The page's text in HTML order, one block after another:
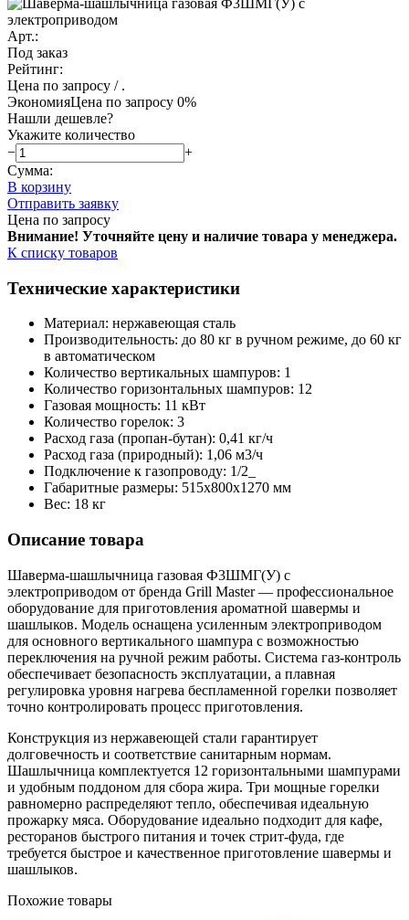
Арт.:
Под заказ
Рейтинг:
Цена по запросу / .
ЭкономияЦена по запросу 0%
Нашли дешевле?
Укажите количество
−
+
Сумма:
В корзину
Отправить заявку
Цена по запросу
Внимание! Уточняйте цену и наличие товара у менеджера.
К списку товаров
Технические характеристики
Материал: нержавеющая сталь
Производительность: до 80 кг в ручном режиме, до 60 кг
в автоматическом
Количество вертикальных шампуров: 1
Количество горизонтальных шампуров: 12
Газовая мощность: 11 кВт
Количество горелок: 3
Расход газа (пропан-бутан): 0,41 кг/ч
Расход газа (природный): 1,06 м3/ч
Подключение к газопроводу: 1/2_
Габаритные размеры: 515х800х1270 мм
Вес: 18 кг
Описание товара
Шаверма-шашлычница газовая Ф3ШМГ(У) с
электроприводом от бренда Grill Master — профессиональное
оборудование для приготовления ароматной шавермы и
шашлыков. Модель оснащена усиленным электроприводом
для основного вертикального шампура с возможностью
переключения на ручной режим работы. Система газ-контроль
обеспечивает безопасность эксплуатации, а плавная
регулировка уровня нагрева беспламенной горелки позволяет
точно контролировать процесс приготовления.
Конструкция из нержавеющей стали гарантирует
долговечность и соответствие санитарным нормам.
Шашлычница комплектуется 12 горизонтальными шампурами
и удобным поддоном для сбора жира. Три мощные горелки
равномерно распределяют тепло, обеспечивая идеальную
прожарку мяса. Оборудование идеально подходит для кафе,
ресторанов быстрого питания и точек стрит-фуда, где
требуется быстрое и качественное приготовление шавермы и
шашлыков.
Похожие товары